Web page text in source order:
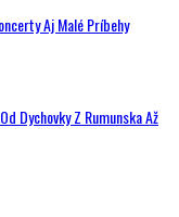
Aj Malé Príbehy
Dychovky Z Rumunska Až